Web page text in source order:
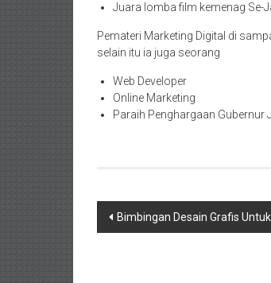
Juara lomba film kemenag Se-
Pemateri Marketing Digital di
selain itu ia juga seorang
Web Developer
Online Marketing
Paraih Penghargaan Gubernur
Post
Bimbingan Desain Grafis